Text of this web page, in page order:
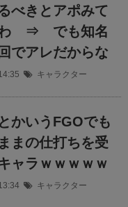
べきとアポみて
わ ⇒ でも知名
でアレだからな
キャラクター
かいうFGOでも
まの仕打ちを受
ャラｗｗｗｗｗ
キャラクター